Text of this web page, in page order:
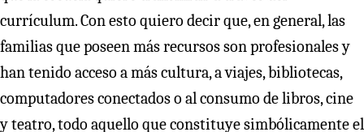
currículum. Con esto quiero decir que, en general, las
familias que poseen más recursos son profesionales y
han tenido acceso a más cultura, a viajes, bibliotecas,
computadores conectados o al consumo de libros, cine
y teatro, todo aquello que constituye simbólicamente el